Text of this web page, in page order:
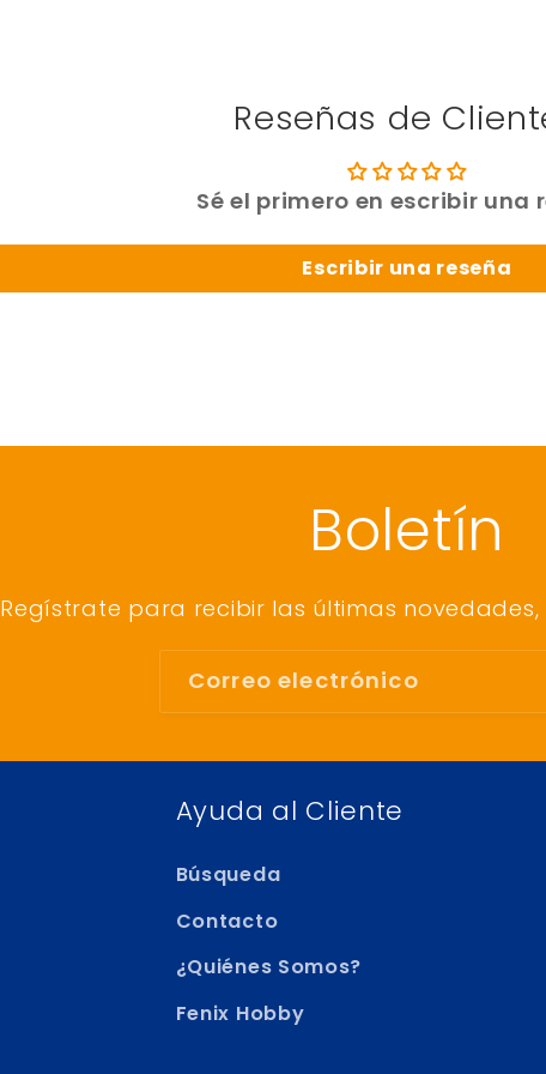
Reseñas de
Sé el primero en escribir una
Escribir una reseña
Boletín
Regístrate para recibir las últimas
Correo electrónico
Ayuda al Cliente
Búsqueda
Contacto
¿Quiénes Somos?
Fenix Hobby